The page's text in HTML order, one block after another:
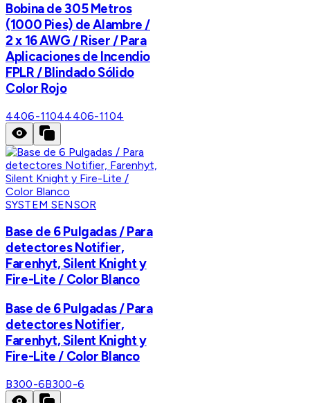
Bobina de 305 Metros
(1000 Pies) de Alambre /
2 x 16 AWG / Riser / Para
Aplicaciones de Incendio
FPLR / Blindado Sólido
Color Rojo
4406-11044406-1104
SYSTEM SENSOR
Base de 6 Pulgadas / Para
detectores Notifier,
Farenhyt, Silent Knight y
Fire-Lite / Color Blanco
Base de 6 Pulgadas / Para
detectores Notifier,
Farenhyt, Silent Knight y
Fire-Lite / Color Blanco
B300-6B300-6